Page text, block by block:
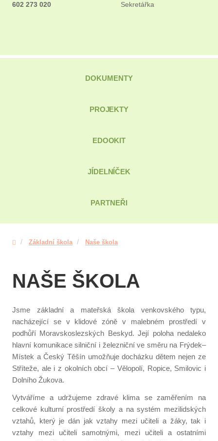
602 273 020
Sekretářka
DOKUMENTY
PROJEKTY
EDOOKIT
JÍDELNÍČEK
PARTNEŘI
Základní škola Naše škola
NAŠE ŠKOLA
Jsme základní a mateřská škola venkovského typu,
nacházející se v klidové zóně v malebném prostředí v
podhůří Moravskoslezských Beskyd. Její poloha nedaleko
hlavní komunikace silniční i železniční ve směru na Frýdek–
Místek a Český Těšín umožňuje docházku dětem nejen ze
Stříteže, ale i z okolních obcí – Vělopolí, Ropice, Smilovic i
Dolního Žukova.
Vytváříme a udržujeme zdravé klima se zaměřením na
celkové kulturní prostředí školy a na systém mezilidských
vztahů, který je dán jak vztahy mezi učiteli a žáky, tak i
vztahy mezi učiteli samotnými, mezi učiteli a ostatními